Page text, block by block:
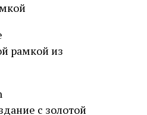
рамкой из
с золотой